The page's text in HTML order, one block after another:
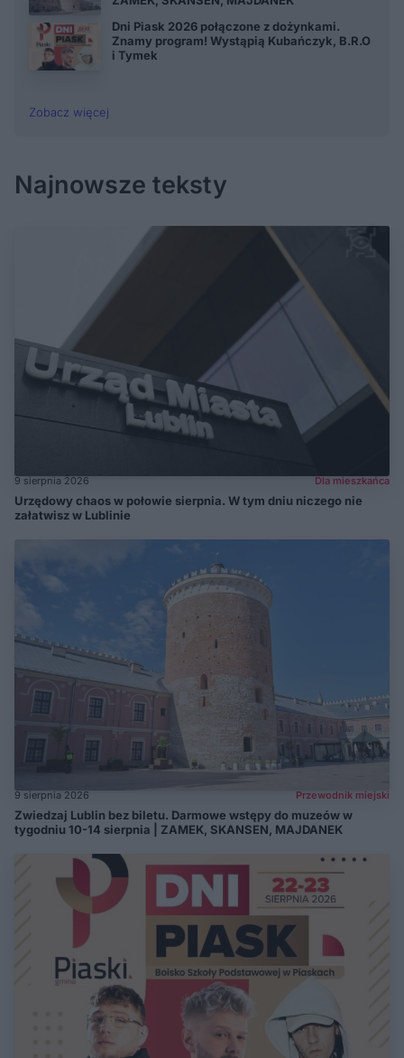
Dni Piask 2026 połączone z dożynkami.
Znamy program! Wystąpią Kubańczyk, B.R.O
i Tymek
Zobacz więcej
Najnowsze teksty
9 sierpnia 2026 Dla mieszkańca
Urzędowy chaos w połowie sierpnia. W tym dniu niczego nie
załatwisz w Lublinie
9 sierpnia 2026 Przewodnik miejski
Zwiedzaj Lublin bez biletu. Darmowe wstępy do muzeów w
tygodniu 10-14 sierpnia | ZAMEK, SKANSEN, MAJDANEK